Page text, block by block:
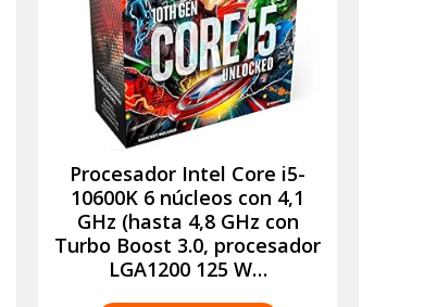
Procesador Intel Core i5-
10600K 6 núcleos con 4,1
GHz (hasta 4,8 GHz con
Turbo Boost 3.0, procesador
LGA1200 125 W…